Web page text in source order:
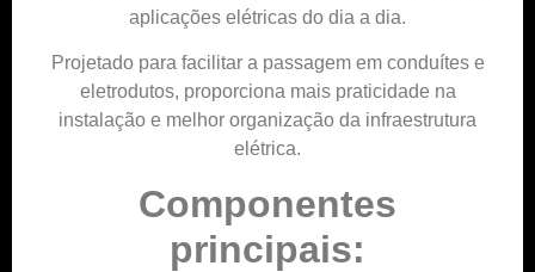
aplicações elétricas do dia a dia.
Projetado para facilitar a passagem em conduítes e
eletrodutos, proporciona mais praticidade na
instalação e melhor organização da infraestrutura
elétrica.
Componentes
principais: